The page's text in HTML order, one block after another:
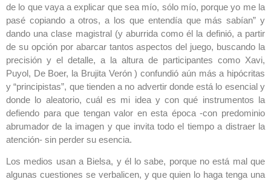
de lo que vaya a explicar que sea mío, sólo mío, porque yo me la
pasé copiando a otros, a los que entendía que más sabían” y
dando una clase magistral (y aburrida como él la definió, a partir
de su opción por abarcar tantos aspectos del juego, buscando la
precisión y el detalle, a la altura de participantes como Xavi,
Puyol, De Boer, la Brujita Verón ) confundió aún más a hipócritas
y “principistas”, que tienden a no advertir donde está lo esencial y
donde lo aleatorio, cuál es mi idea y con qué instrumentos la
defiendo para que tengan valor en esta época -con predominio
abrumador de la imagen y que invita todo el tiempo a distraer la
atención- sin perder su esencia.
Los medios usan a Bielsa, y él lo sabe, porque no está mal que
algunas cuestiones se verbalicen, y que quien lo haga tenga una